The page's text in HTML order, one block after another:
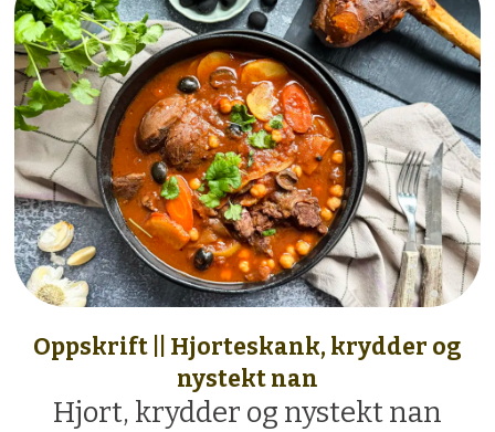
Oppskrift || Hjorteskank, krydder og
nystekt nan
Hjort, krydder og nystekt nan